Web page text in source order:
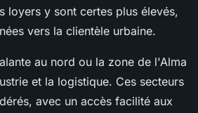
loyers y sont certes plus élevés,
vers la clientèle urbaine.
au nord ou la zone de l'Alma
et la logistique. Ces secteurs
avec un accès facilité aux